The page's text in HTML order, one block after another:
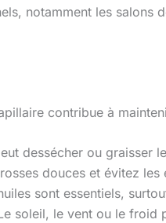
notamment les salons
contribue à
dessécher ou graisser
douces et évitez les
sont essentiels,
soleil, le vent ou le froid